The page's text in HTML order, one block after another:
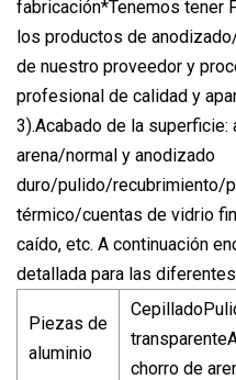
fabricación*Tenemos tener
los productos de
de nuestro proveedor y
profesional de calidad y
3).Acabado de la superficie:
arena/normal y anodizado
duro/pulido/recubrimiento/
térmico/cuentas de vidrio
caído, etc. A continuación
detallada para las
Piezas de
aluminio
chorro de